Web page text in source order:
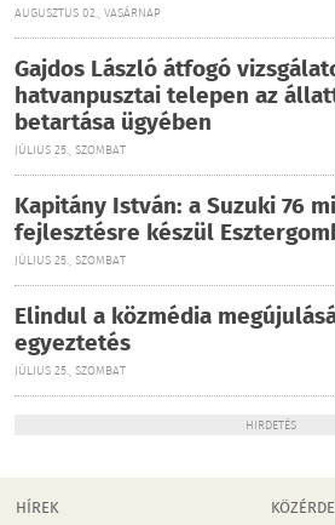
AUGUSZTUS 02., VASÁRNAP
Gajdos László átfogó
hatvanpusztai telepen az
betartása ügyében
JÚLIUS 25., SZOMBAT
Kapitány István: a Suzuki 76
fejlesztésre készül
JÚLIUS 25., SZOMBAT
Elindul a közmédia
egyeztetés
JÚLIUS 25., SZOMBAT
HIRDETÉS
HÍREK